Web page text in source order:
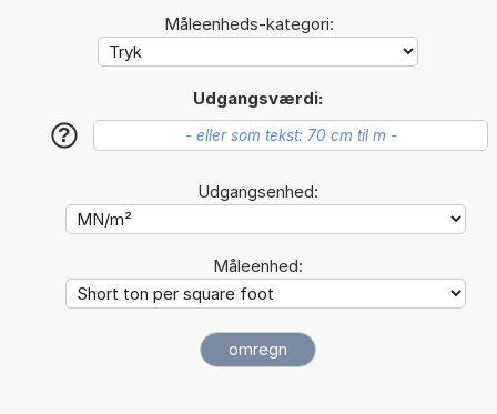
Måleenheds-kategori:
Udgangsværdi:
?
Udgangsenhed:
Måleenhed: